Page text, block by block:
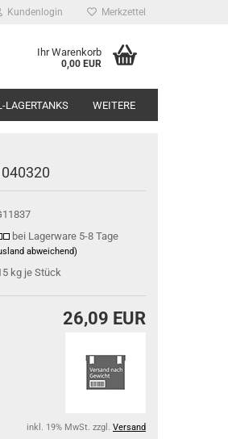
Kundenlogin Merkzettel
Ihr Warenkorb
0,00 EUR
LAGERTANKS WEITERE
bei Lagerware 5-8 Tage
abweichend)
kg je Stück
26,09 EUR
inkl. 19% MwSt. zzgl. Versand